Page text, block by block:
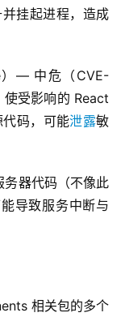
挂起进程，造成
）— 中危（CVE-
受影响的 React
码，可能泄露敏
务器代码（不像此
导致服务中断与
相关包的多个